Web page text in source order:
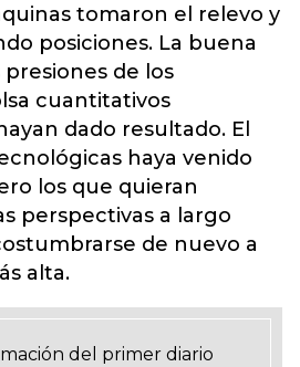
tomaron el relevo y
posiciones. La buena
de los
cuantitativos
dado resultado. El
haya venido
los que quieran
perspectivas a largo
de nuevo a
alta.
del primer diario